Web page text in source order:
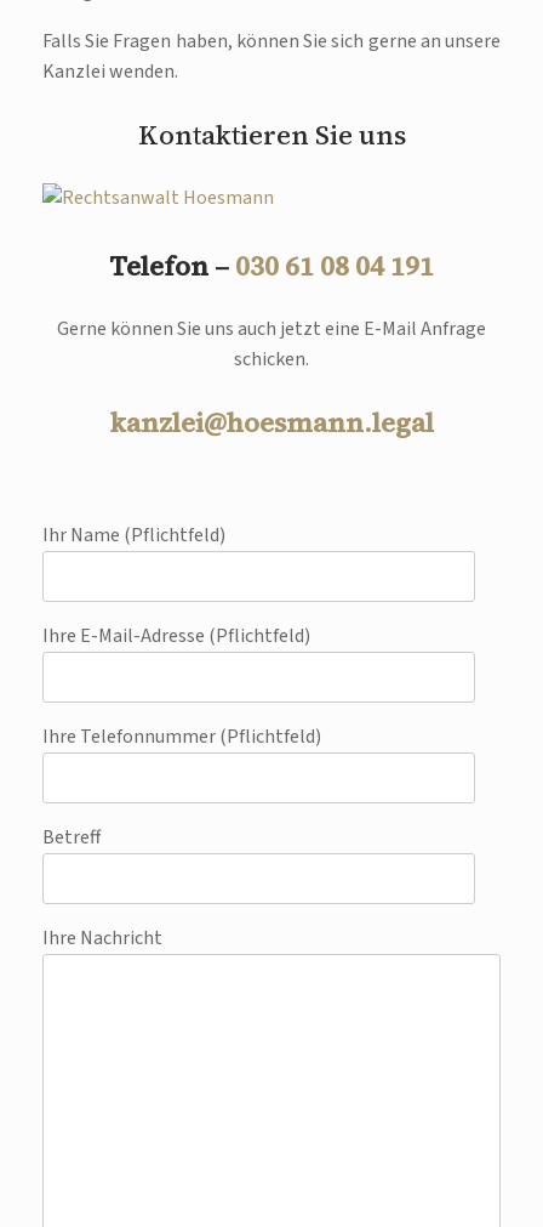
Falls Sie Fragen haben, können Sie sich gerne an unsere
Kanzlei wenden.
Kontaktieren Sie uns
Telefon – 030 61 08 04 191
Gerne können Sie uns auch jetzt eine E-Mail Anfrage
schicken.
kanzlei@hoesmann.legal
Ihr Name (Pflichtfeld)
Ihre E-Mail-Adresse (Pflichtfeld)
Ihre Telefonnummer (Pflichtfeld)
Betreff
Ihre Nachricht